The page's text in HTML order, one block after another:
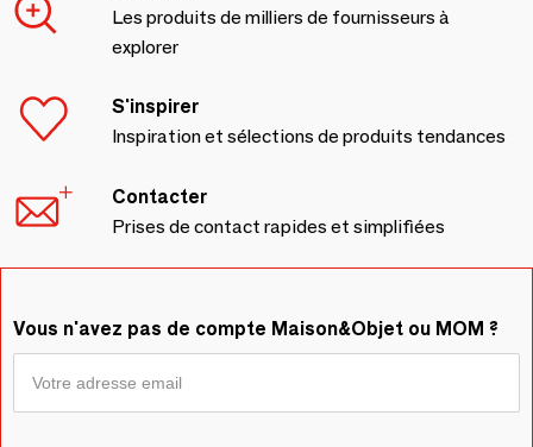
Les produits de milliers de fournisseurs à
explorer
S'inspirer
Inspiration et sélections de produits tendances
Contacter
Prises de contact rapides et simplifiées
Vous n'avez pas de compte Maison&Objet ou MOM ?